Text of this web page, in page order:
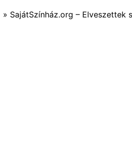
» SajátSzínház.org – Elveszettek